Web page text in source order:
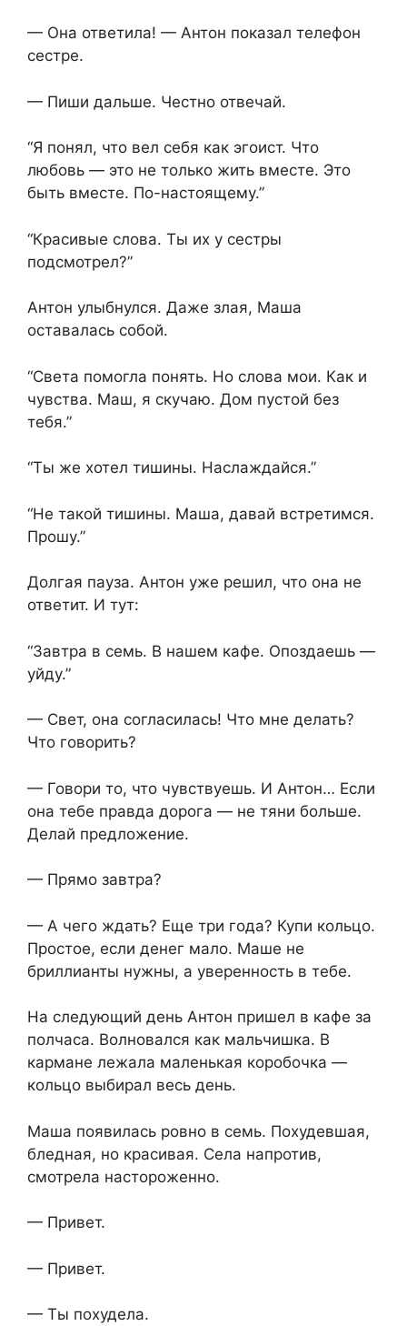
— Она ответила! — Антон показал телефон
сестре.
— Пиши дальше. Честно отвечай.
“Я понял, что вел себя как эгоист. Что
любовь — это не только жить вместе. Это
быть вместе. По-настоящему.”
“Красивые слова. Ты их у сестры
подсмотрел?”
Антон улыбнулся. Даже злая, Маша
оставалась собой.
“Света помогла понять. Но слова мои. Как и
чувства. Маш, я скучаю. Дом пустой без
тебя.”
“Ты же хотел тишины. Наслаждайся.”
“Не такой тишины. Маша, давай встретимся.
Прошу.”
Долгая пауза. Антон уже решил, что она не
ответит. И тут:
“Завтра в семь. В нашем кафе. Опоздаешь —
уйду.”
— Свет, она согласилась! Что мне делать?
Что говорить?
— Говори то, что чувствуешь. И Антон… Если
она тебе правда дорога — не тяни больше.
Делай предложение.
— Прямо завтра?
— А чего ждать? Еще три года? Купи кольцо.
Простое, если денег мало. Маше не
бриллианты нужны, а уверенность в тебе.
На следующий день Антон пришел в кафе за
полчаса. Волновался как мальчишка. В
кармане лежала маленькая коробочка —
кольцо выбирал весь день.
Маша появилась ровно в семь. Похудевшая,
бледная, но красивая. Села напротив,
смотрела настороженно.
— Привет.
— Привет.
— Ты похудела.